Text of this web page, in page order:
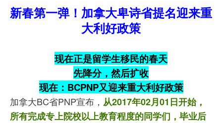
新春第一弹！加拿大卑诗省提名迎来重
大利好政策
现在正是留学生移民的春天
先降分，然后扩收
现在：BCPNP又迎来重大利好政策
加拿大BC省PNP宣布， 从2017年02月01日开始，
所有完成专上院校以上教育程度的同学们，毕业后